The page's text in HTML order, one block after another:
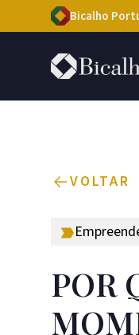
Bicalho
VOLTAR
POR